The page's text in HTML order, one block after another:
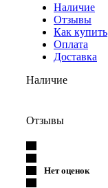
Наличие
Отзывы
Как купить
Оплата
Доставка
Наличие
Отзывы
Нет оценок